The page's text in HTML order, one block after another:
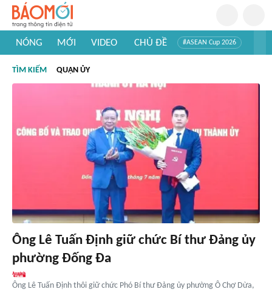
NÓNG MỚI VIDEO CHỦ ĐỀ #ASEAN Cup 2026
#Khám phá thế giới
TÌM KIẾM QUẬN ỦY
Ông Lê Tuấn Định giữ chức Bí thư Đảng ủy
phường Đống Đa
Ông Lê Tuấn Định thôi giữ chức Phó Bí thư Đảng ủy phường Ô Chợ Dừa,